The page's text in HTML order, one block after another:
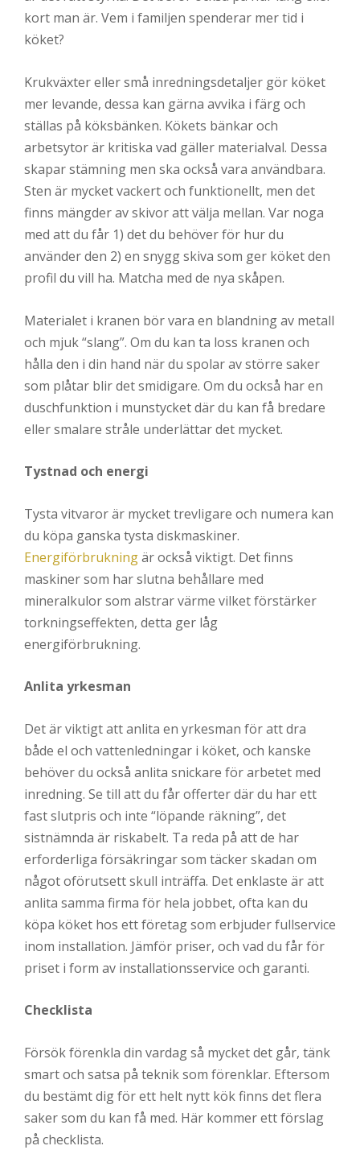
kort man är. Vem i familjen spenderar mer tid i
köket?
Krukväxter eller små inredningsdetaljer gör köket
mer levande, dessa kan gärna avvika i färg och
ställas på köksbänken. Kökets bänkar och
arbetsytor är kritiska vad gäller materialval. Dessa
skapar stämning men ska också vara användbara.
Sten är mycket vackert och funktionellt, men det
finns mängder av skivor att välja mellan. Var noga
med att du får 1) det du behöver för hur du
använder den 2) en snygg skiva som ger köket den
profil du vill ha. Matcha med de nya skåpen.
Materialet i kranen bör vara en blandning av metall
och mjuk “slang”. Om du kan ta loss kranen och
hålla den i din hand när du spolar av större saker
som plåtar blir det smidigare. Om du också har en
duschfunktion i munstycket där du kan få bredare
eller smalare stråle underlättar det mycket.
Tystnad och energi
Tysta vitvaror är mycket trevligare och numera kan
du köpa ganska tysta diskmaskiner.
Energiförbrukningär också viktigt. Det finns
maskiner som har slutna behållare med
mineralkulor som alstrar värme vilket förstärker
torkningseffekten, detta ger låg
energiförbrukning.
Anlita yrkesman
Det är viktigt att anlita en yrkesman för att dra
både el och vattenledningar i köket, och kanske
behöver du också anlita snickare för arbetet med
inredning. Se till att du får offerter där du har ett
fast slutpris och inte “löpande räkning”, det
sistnämnda är riskabelt. Ta reda på att de har
erforderliga försäkringar som täcker skadan om
något oförutsett skull inträffa. Det enklaste är att
anlita samma firma för hela jobbet, ofta kan du
köpa köket hos ett företag som erbjuder fullservice
inom installation. Jämför priser, och vad du får för
priset i form av installationsservice och garanti.
Checklista
Försök förenkla din vardag så mycket det går, tänk
smart och satsa på teknik som förenklar. Eftersom
du bestämt dig för ett helt nytt kök finns det flera
saker som du kan få med. Här kommer ett förslag
på checklista.